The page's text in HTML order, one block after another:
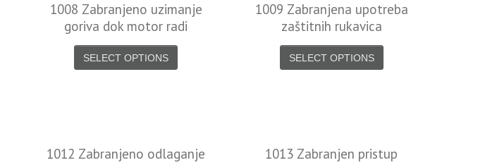
1008 Zabranjeno uzimanje
goriva dok motor radi
SELECT OPTIONS
1009 Zabranjena upotreba
zaštitnih rukavica
SELECT OPTIONS
1012 Zabranjeno odlaganje
1013 Zabranjen pristup